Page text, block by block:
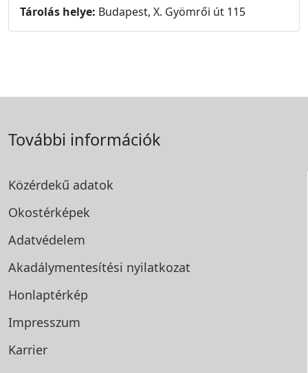
Tárolás helye: Budapest, X. Gyömrői út 115
További információk
Közérdekű adatok
Okostérképek
Adatvédelem
Akadálymentesítési nyilatkozat
Honlaptérkép
Impresszum
Karrier